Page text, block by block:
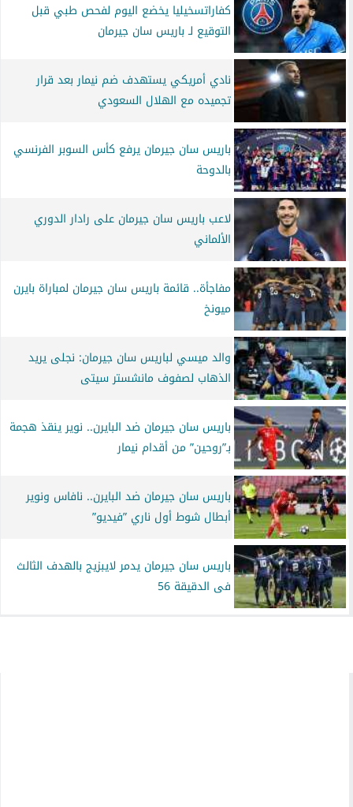
كفاراتسخيليا يخضع اليوم لفحص طبي قبل
التوقيع لـ باريس سان جيرمان
نادي أمريكي يستهدف ضم نيمار بعد قرار
تجميده مع الهلال السعودي
باريس سان جيرمان يرفع كأس السوبر الفرنسي
بالدوحة
لاعب باريس سان جيرمان على رادار الدوري
الألماني
مفاجأة.. قائمة باريس سان جيرمان لمباراة بايرن
ميونخ
والد ميسي لباريس سان جيرمان: نجلى يريد
الذهاب لصفوف مانشستر سيتى
باريس سان جيرمان ضد البايرن.. نوير ينقذ هجمة
بـ”روحين” من أقدام نيمار
باريس سان جيرمان ضد البايرن.. نافاس ونوير
أبطال شوط أول ناري ”فيديو”
باريس سان جيرمان يدمر لايبزيج بالهدف الثالث
فى الدقيقة 56